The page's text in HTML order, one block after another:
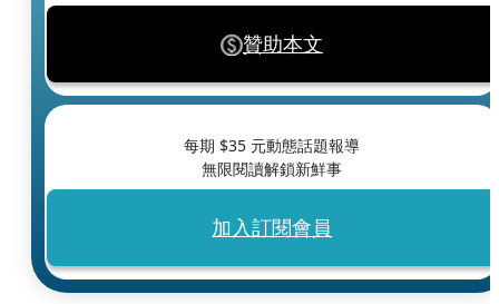
贊助本文
每期 $35 元動態話題報導
無限閱讀解鎖新鮮事
加入訂閱會員